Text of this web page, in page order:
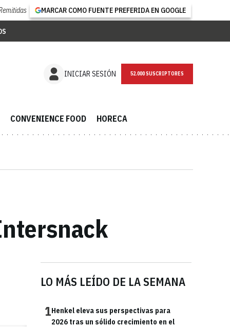
MARCAR COMO FUENTE PREFERIDA EN GOOGLE
INICIAR SESIÓN NEWSLETTER
CONVENIENCE FOOD HORECA
LO MÁS LEÍDO DE LA SEMANA
1Henkel eleva sus perspectivas para
2026 tras un sólido crecimiento en el